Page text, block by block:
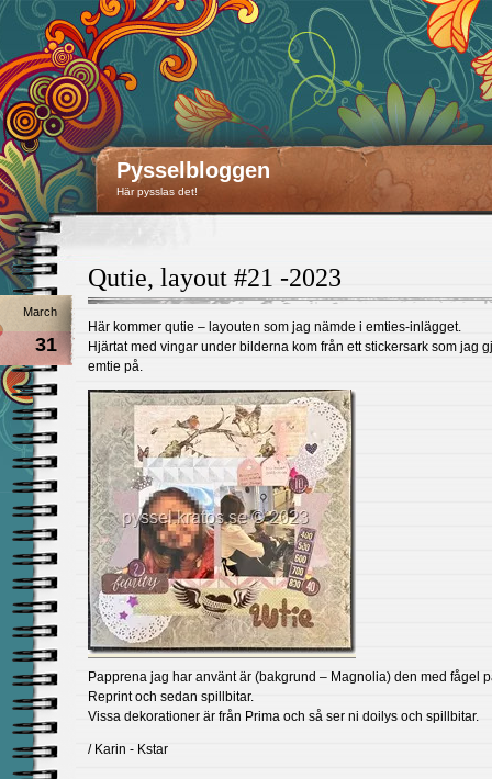
Pysselbloggen
Här pysslas det!
Qutie, layout #21 -2023
March
31
Här kommer qutie – layouten som jag nämde i emties-inlägget.
Hjärtat med vingar under bilderna kom från ett stickersark som jag
emtie på.
Papprena jag har använt är (bakgrund – Magnolia) den med fågel
Reprint och sedan spillbitar.
Vissa dekorationer är från Prima och så ser ni doilys och spillbitar.
/ Karin - Kstar